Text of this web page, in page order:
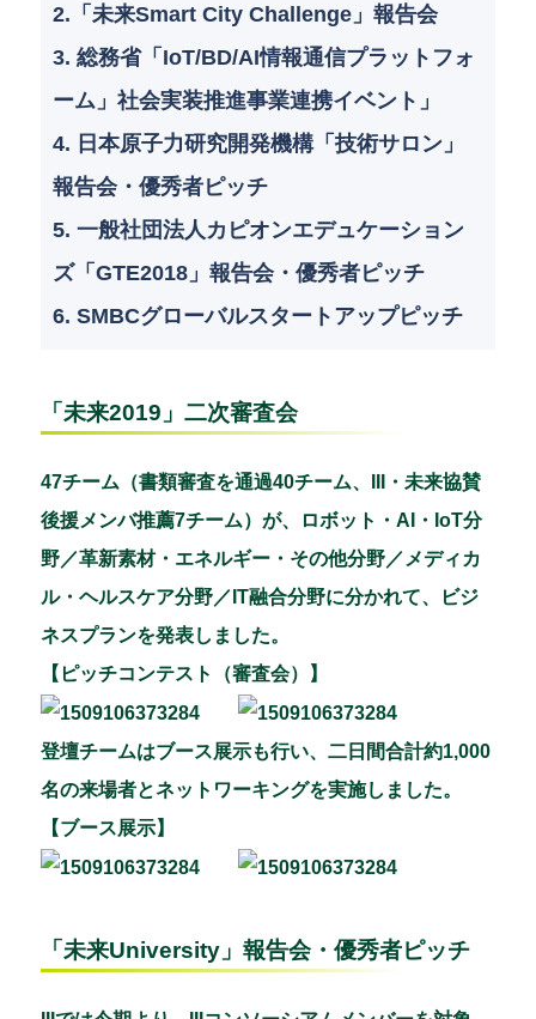
2.「未来Smart City Challenge」報告会
3. 総務省「IoT/BD/AI情報通信プラットフォ
ーム」社会実装推進事業連携イベント」
4. 日本原子力研究開発機構「技術サロン」
報告会・優秀者ピッチ
5. 一般社団法人カピオンエデュケーション
ズ「GTE2018」報告会・優秀者ピッチ
6. SMBCグローバルスタートアップピッチ
「未来2019」二次審査会
47チーム（書類審査を通過40チーム、III・未来協賛
後援メンバ推薦7チーム）が、ロボット・AI・IoT分
野／革新素材・エネルギー・その他分野／メディカ
ル・ヘルスケア分野／IT融合分野に分かれて、ビジ
ネスプランを発表しました。
【ピッチコンテスト（審査会）】
登壇チームはブース展示も行い、二日間合計約1,000
名の来場者とネットワーキングを実施しました。
【ブース展示】
「未来University」報告会・優秀者ピッチ